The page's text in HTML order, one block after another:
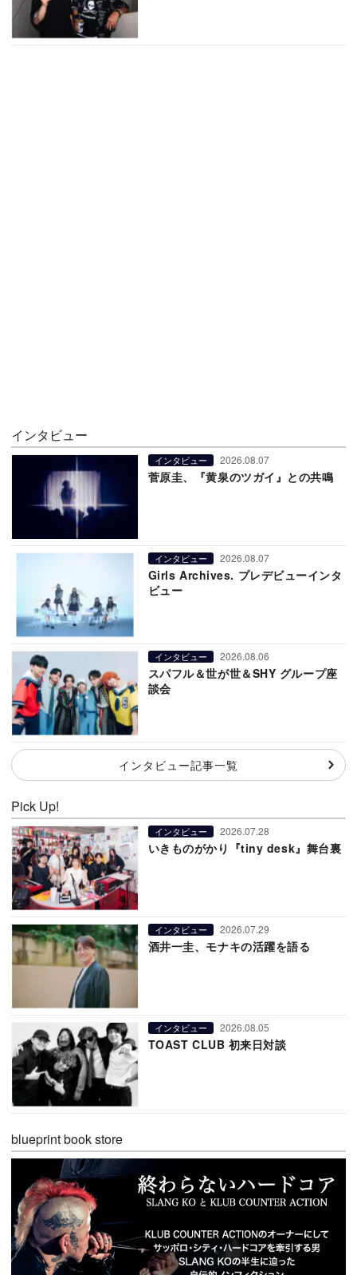
インタビュー
インタビュー 2026.08.07
菅原圭、『黄泉のツガイ』との共鳴
インタビュー 2026.08.07
Girls Archives. プレデビューインタ
ビュー
インタビュー 2026.08.06
スパフル＆世が世＆SHY グループ座
談会
インタビュー記事一覧
Pick Up!
インタビュー 2026.07.28
いきものがかり『tiny desk』舞台裏
インタビュー 2026.07.29
酒井一圭、モナキの活躍を語る
インタビュー 2026.08.05
TOAST CLUB 初来日対談
blueprint book store